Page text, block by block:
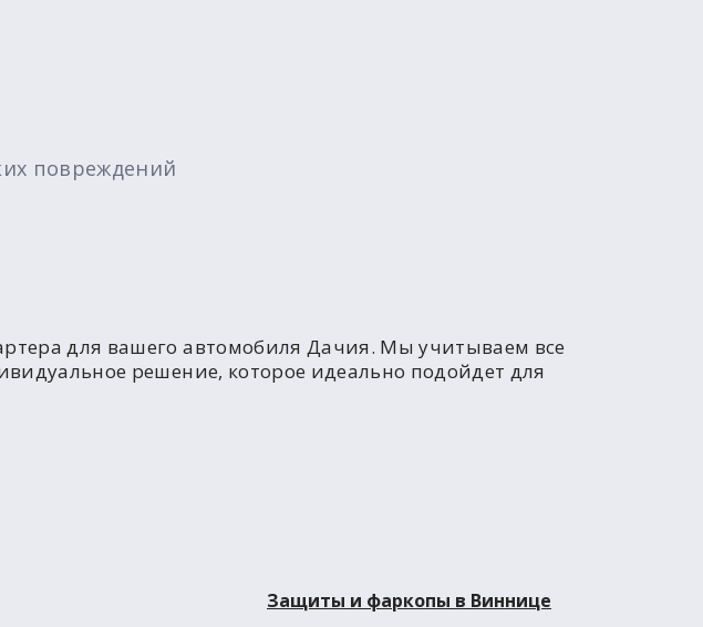
повреждений
для вашего автомобиля Дачия. Мы учитываем все
решение, которое идеально подойдет для
Защиты и фаркопы в Виннице